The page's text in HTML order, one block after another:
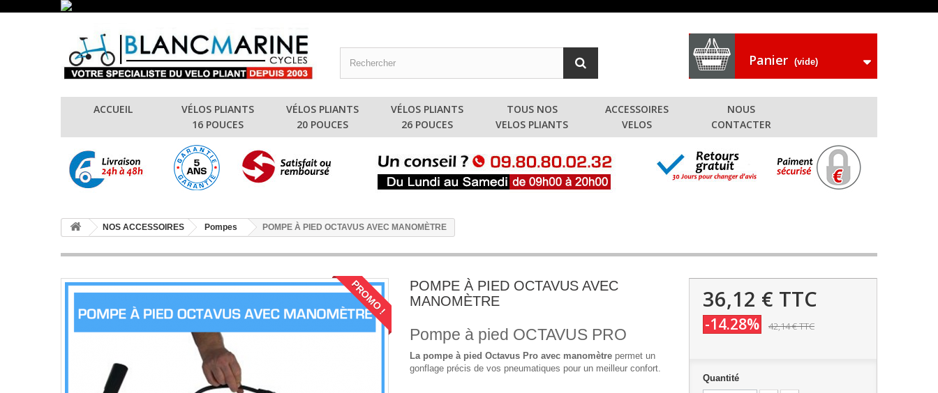
Panier (vide)
ACCUEIL
VÉLOS PLIANTS
16 POUCES
VÉLOS PLIANTS
20 POUCES
VÉLOS PLIANTS
26 POUCES
TOUS NOS
VELOS PLIANTS
ACCESSOIRES
VELOS
NOUS
CONTACTER
NOS ACCESSOIRES Pompes POMPE À PIED OCTAVUS AVEC MANOMÈTRE
PROMO !
POMPE À PIED OCTAVUS AVEC
MANOMÈTRE
Pompe à pied OCTAVUS PRO
La pompe à pied Octavus Pro avec manomètre permet un
gonflage précis de vos pneumatiques pour un meilleur confort.
36,12 € TTC
-14.28% 42,14 €TTC
Quantité